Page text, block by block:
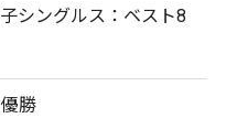
シングルス：ベスト8
勝